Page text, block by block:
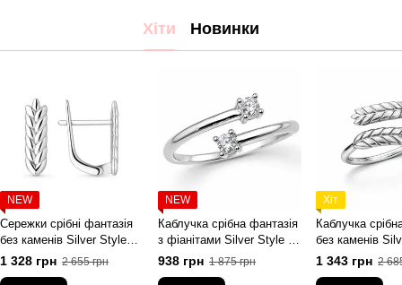
Хіти Новинки
NEW
Сережки срібні фантазія
без каменів Silver Style
(23890.00
sku:2300103756254)
1 328 грн 2 655 грн
NEW
Каблучка срібна фантазія
з фіанітами Silver Style 17
р. (11671.30
sku:2300103899234)
938 грн 1 875 грн
Хіт
Каблучка
без каменів
17.5 р.
1 343 грн 2